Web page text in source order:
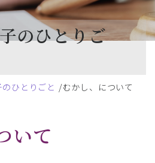
のひとりご
ひとりごと むかし、について
いて